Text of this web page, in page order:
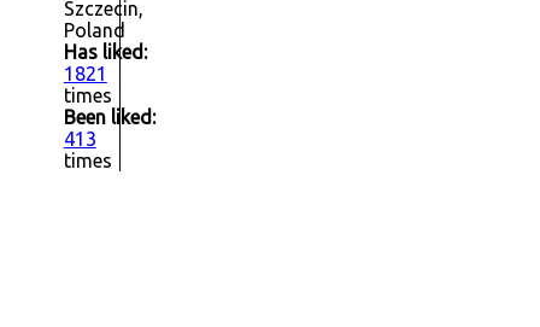
Szczecin,
Poland
Has liked:
1821
times
Been liked:
413
times